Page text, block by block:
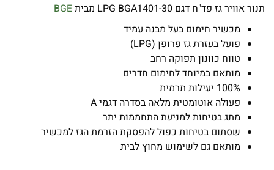
תנור אוויר גז פד"ח דגם LPG BGA1401-30 מבית
BGE
מכשיר חימום בעל מבנה עמיד
פועל בעזרת גז פרופן (LPG)
טווח כוונון תפוקה רחב
מותאם במיוחד לחימום חדרים
100% יעילות תרמית
פעולה אוטומטית מלאה בסדרה דגמי A
מתג בטיחות למניעת התחממות יתר
שסתום בטיחות כפול להפסקת הזרמת הגז למכשיר
מותאם גם לשימוש מחוץ לבית